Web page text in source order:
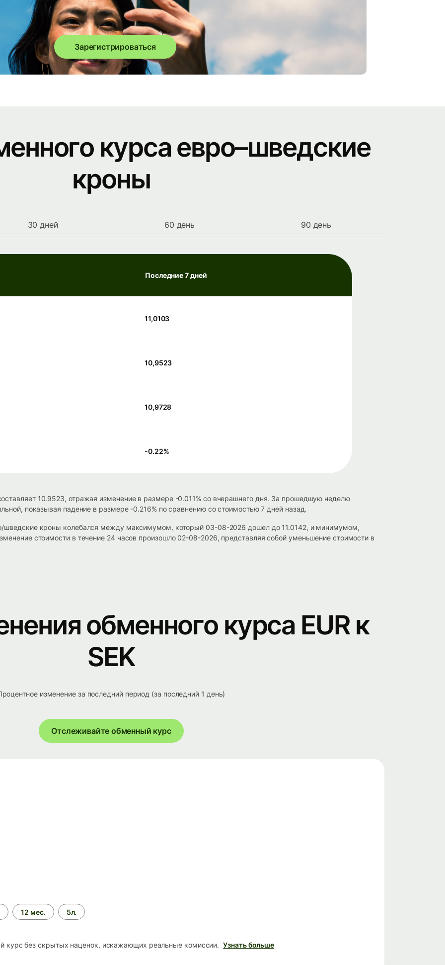
Зарегистрироваться
курса евро–шведские
кроны
30 дней 60 день 90 день
Последние 7 дней
11,0103
10,9523
10,9728
-0.22%
10.9523, отражая изменение в размере -0.011% со вчерашнего дня. За прошедшую неделю
показывая падение в размере -0.216% по сравнению со стоимостью 7 дней назад.
шведские кроны колебался между максимумом, который 03-08-2026 дошел до 11.0142, и минимумом,
стоимости в течение 24 часов произошло 02-08-2026, представляя собой уменьшение стоимости в
обменного курса EUR к
SEK
изменение за последний период (за последний 1 день)
Отслеживайте обменный курс
12 мес. 5л.
без скрытых наценок, искажающих реальные комиссии. Узнать больше